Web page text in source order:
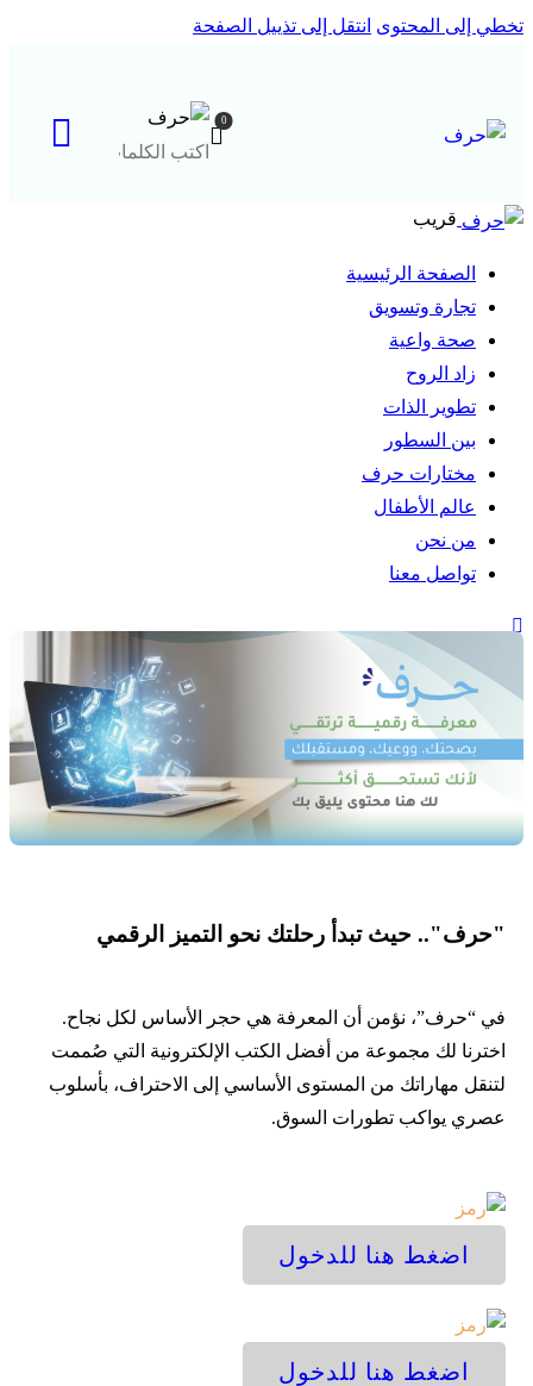
المحتوى انتقل إلى تذييل الصفحة
قريب
الرئيسية
وتسويق
واعية
الروح
الذات
السطور
حرف
الأطفال
نحن
معنا
حيث تبدأ رحلتك نحو التميز الرقمي
نؤمن أن المعرفة هي حجر الأساس لكل نجاح.
لك مجموعة من أفضل الكتب الإلكترونية التي صُممت
مهاراتك من المستوى الأساسي إلى الاحتراف، بأسلوب
يواكب تطورات السوق.
هنا للدخول
هنا للدخول